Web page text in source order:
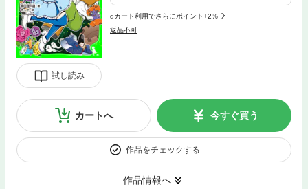
試し読み
dカード利用でさらにポイント+2%
返品不可
カートへ 今すぐ買う
作品をチェックする
作品情報へ